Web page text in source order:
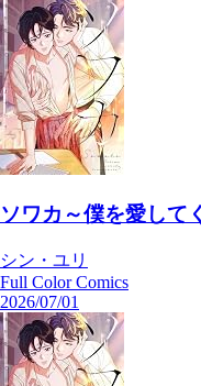
ソワカ～僕を愛して
シン・ユリ
Full Color Comics
2026/07/01